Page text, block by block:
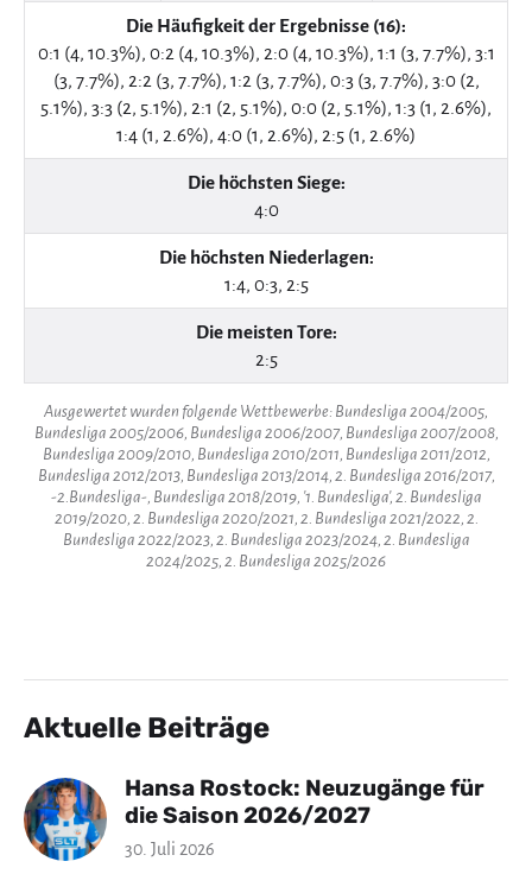
Die Häufigkeit der Ergebnisse (16):
0:1 (4, 10.3%), 0:2 (4, 10.3%), 2:0 (4, 10.3%), 1:1 (3, 7.7%), 3:1
(3, 7.7%), 2:2 (3, 7.7%), 1:2 (3, 7.7%), 0:3 (3, 7.7%), 3:0 (2,
5.1%), 3:3 (2, 5.1%), 2:1 (2, 5.1%), 0:0 (2, 5.1%), 1:3 (1, 2.6%),
1:4 (1, 2.6%), 4:0 (1, 2.6%), 2:5 (1, 2.6%)
Die höchsten Siege:
4:0
Die höchsten Niederlagen:
1:4, 0:3, 2:5
Die meisten Tore:
2:5
Ausgewertet wurden folgende Wettbewerbe: Bundesliga 2004/2005,
Bundesliga 2005/2006, Bundesliga 2006/2007, Bundesliga 2007/2008,
Bundesliga 2009/2010, Bundesliga 2010/2011, Bundesliga 2011/2012,
Bundesliga 2012/2013, Bundesliga 2013/2014, 2. Bundesliga 2016/2017,
-2.Bundesliga-, Bundesliga 2018/2019, '1. Bundesliga', 2. Bundesliga
2019/2020, 2. Bundesliga 2020/2021, 2. Bundesliga 2021/2022, 2.
Bundesliga 2022/2023, 2. Bundesliga 2023/2024, 2. Bundesliga
2024/2025, 2. Bundesliga 2025/2026
Aktuelle Beiträge
Hansa Rostock: Neuzugänge für
die Saison 2026/2027
30. Juli 2026